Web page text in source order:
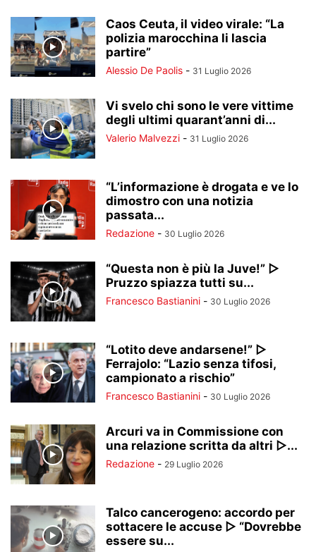
Caos Ceuta, il video virale: “La
polizia marocchina li lascia
partire”
Alessio De Paolis - 31 Luglio 2026
Vi svelo chi sono le vere vittime
degli ultimi quarant’anni di...
Valerio Malvezzi - 31 Luglio 2026
“L’informazione è drogata e ve lo
dimostro con una notizia
passata...
Redazione - 30 Luglio 2026
“Questa non è più la Juve!” ▷
Pruzzo spiazza tutti su...
Francesco Bastianini - 30 Luglio 2026
“Lotito deve andarsene!” ▷
Ferrajolo: “Lazio senza tifosi,
campionato a rischio”
Francesco Bastianini - 30 Luglio 2026
Arcuri va in Commissione con
una relazione scritta da altri ▷...
Redazione - 29 Luglio 2026
Talco cancerogeno: accordo per
sottacere le accuse ▷ “Dovrebbe
essere su...